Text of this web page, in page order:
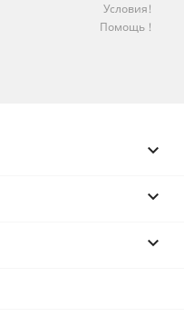
Условия!
Помощь !


